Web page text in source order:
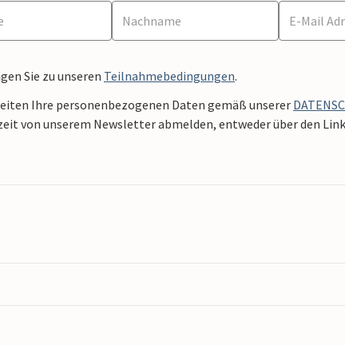
Sie zu unseren Teilnahmebedingungen.
Ihre personenbezogenen Daten gemäß unserer
von unserem Newsletter abmelden, entweder über den